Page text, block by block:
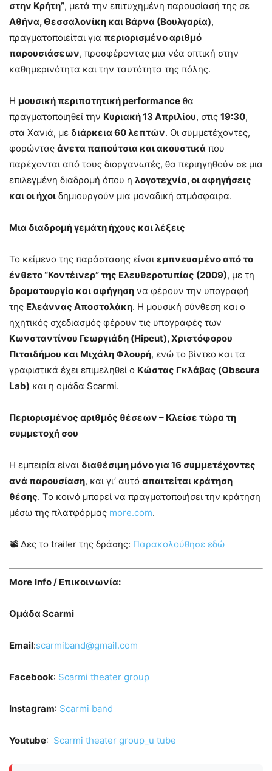
στην Κρήτη”, μετά την επιτυχημένη παρουσίασή της σε
Αθήνα, Θεσσαλονίκη και Βάρνα (Βουλγαρία),
πραγματοποιείται για περιορισμένο αριθμό
παρουσιάσεων, προσφέροντας μια νέα οπτική στην
καθημερινότητα και την ταυτότητα της πόλης.
Η μουσική περιπατητική performance θα
πραγματοποιηθεί την Κυριακή 13 Απριλίου, στις 19:30,
στα Χανιά, με διάρκεια 60 λεπτών. Οι συμμετέχοντες,
φορώντας άνετα παπούτσια και ακουστικά που
παρέχονται από τους διοργανωτές, θα περιηγηθούν σε μια
επιλεγμένη διαδρομή όπου η λογοτεχνία, οι αφηγήσεις
και οι ήχοι δημιουργούν μια μοναδική ατμόσφαιρα.
Μια διαδρομή γεμάτη ήχους και λέξεις
Το κείμενο της παράστασης είναι εμπνευσμένο από το
ένθετο “Κοντέινερ” της Ελευθεροτυπίας (2009), με τη
δραματουργία και αφήγηση να φέρουν την υπογραφή
της Ελεάννας Αποστολάκη. Η μουσική σύνθεση και ο
ηχητικός σχεδιασμός φέρουν τις υπογραφές των
Κωνσταντίνου Γεωργιάδη (Hipcut), Χριστόφορου
Πιτσιδήμου και Μιχάλη Φλουρή, ενώ το βίντεο και τα
γραφιστικά έχει επιμεληθεί ο Κώστας Γκλάβας (Obscura
Lab) και η ομάδα Scarmi.
Περιορισμένος αριθμός θέσεων – Κλείσε τώρα τη
συμμετοχή σου
Η εμπειρία είναι διαθέσιμη μόνο για 16 συμμετέχοντες
ανά παρουσίαση, και γι’ αυτό απαιτείται κράτηση
θέσης. Το κοινό μπορεί να πραγματοποιήσει την κράτηση
μέσω της πλατφόρμας more.com.
📽 Δες το trailer της δράσης: Παρακολούθησε εδώ
More Info / Επικοινωνία:
Ομάδα Scarmi
Email:scarmiband@gmail.com
Facebook: Scarmi theater group
Instagram: Scarmi band
Youtube: Scarmi theater group_u tube